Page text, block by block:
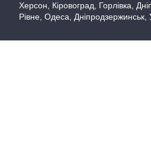
Херсон, Кіровоград, Горлівка,
Рівне, Одеса,